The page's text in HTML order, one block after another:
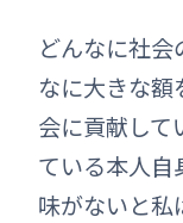
どんなに社
なに大きな
会に貢献して
ている本人自
味がないと私